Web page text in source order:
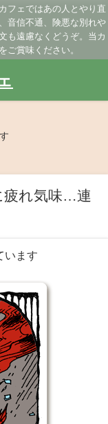
フェではあの人とやり直
音信不通、険悪な別れや
も遠慮なくどうぞ。当カ
ご賞味ください。
疲れ気味…連
います